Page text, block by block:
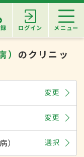
ログイン メニュー
のクリニッ
変更
変更
） 選択